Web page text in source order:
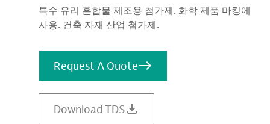
특수 유리 혼합물 제조용 첨가제. 화학 제품 마킹에
사용. 건축 자재 산업 첨가제.
Request A Quote
Download TDS